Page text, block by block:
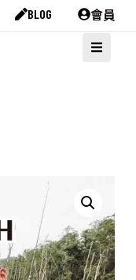
BLOG 會員